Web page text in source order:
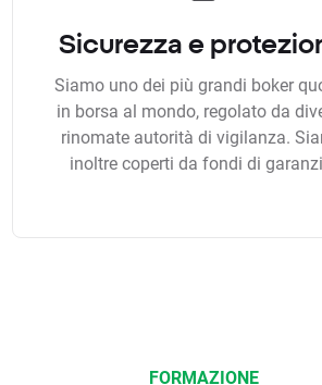
Sicurezza e
Siamo uno dei più grandi boker
in borsa al mondo, regolato da
rinomate autorità di vigilanza.
inoltre coperti da fondi di
FORMAZIONE